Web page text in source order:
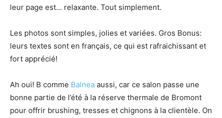
leur page est… relaxante. Tout simplement.
Les photos sont simples, jolies et variées. Gros Bonus:
leurs textes sont en français, ce qui est rafraichissant et
fort apprécié!
Ah oui! B comme Balnea aussi, car ce salon passe une
bonne partie de l’été à la réserve thermale de Bromont
pour offrir brushing, tresses et chignons à la clientèle. On